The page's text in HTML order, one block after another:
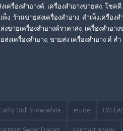
เครื่องสำอางค์, เครื่องสำอางขายส่ง, โชคดี
พ็ง, ร้านขายส่งเครื่องสำอาง, สําเพ็งเครื่องสํ
งขายเครื่องสําอางค์ราคาส่ง, เครื่องสําอาง
ส่งเครื่องสําอาง, ขายส่ง เครื่องสำอาง ค์ สำ
Doll Snow white etude EYE